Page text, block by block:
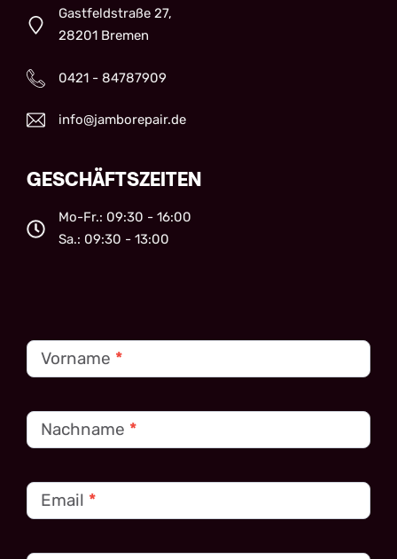
Gastfeldstraße 27,
28201 Bremen
0421 - 84787909
info@jamborepair.de
GESCHÄFTSZEITEN
Mo-Fr.: 09:30 - 16:00
Sa.: 09:30 - 13:00
Kontakt
Vorname *
Nachname *
Email *